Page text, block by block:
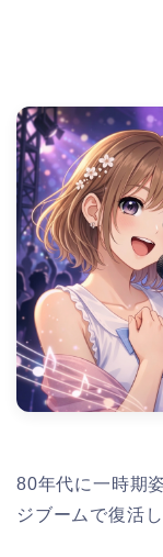
80年代に一時期
ジブームで復活